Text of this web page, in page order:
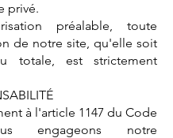
privé.
préalable, toute
de notre site, qu'elle soit
totale, est strictement
à l'article 1147 du Code
engageons notre